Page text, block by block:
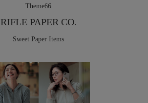
Theme66
RIFLE PAPER CO.
Sweet Paper Items